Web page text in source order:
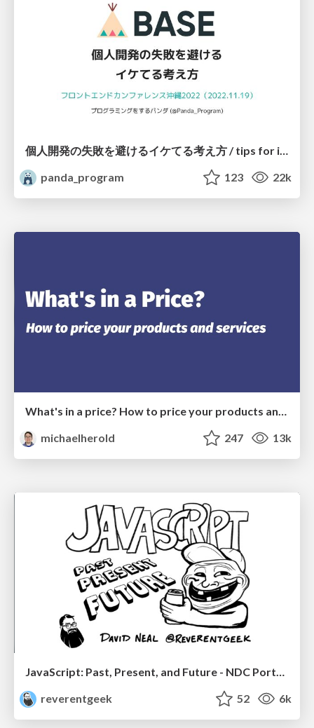
panda_program
123 22k
What's in a price? How to price your products and services
michaelherold
247 13k
JavaScript: Past, Present, and Future - NDC Porto 2020
reverentgeek
52 6k